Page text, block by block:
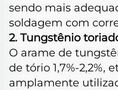
sendo mais
soldagem com
2. Tungstênio
O arame de
de tório 1,7%-2,2%,
amplamente